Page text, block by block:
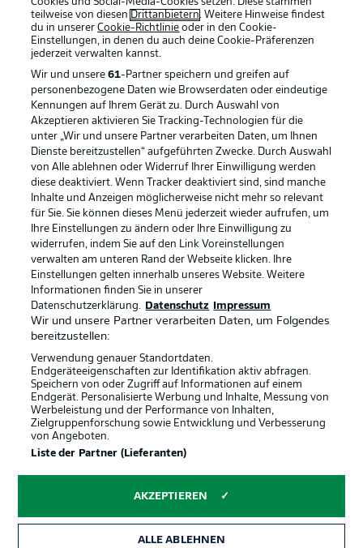
Rechtliche Hinweise Voreinstellungen verwalten
Datenschutz Nutzungsbedingungen
Broadcaster Kontakt
Jobs Impressum
Partner Spieler
Liveticker
© 2026 Bundesliga-Gruppe GmbH
Sprachauswahl
teilweise von diesen Drittanbietern. Weitere Hinweise findest
du in unsererCookie-Richtlinie oder in den Cookie-
Einstellungen, in denen du auch deine Cookie-Präferenzen
jederzeit verwalten kannst.
Wir und unsere61-Partner speichern und greifen auf
personenbezogene Daten wie Browserdaten oder eindeutige
Kennungen auf Ihrem Gerät zu. Durch Auswahl von
Akzeptieren aktivieren Sie Tracking-Technologien für die
unter „Wir und unsere Partner verarbeiten Daten, um Ihnen
Dienste bereitzustellen“ aufgeführten Zwecke. Durch Auswahl
von Alle ablehnen oder Widerruf Ihrer Einwilligung werden
diese deaktiviert. Wenn Tracker deaktiviert sind, sind manche
Inhalte und Anzeigen möglicherweise nicht mehr so relevant
für Sie. Sie können dieses Menü jederzeit wieder aufrufen, um
Ihre Einstellungen zu ändern oder Ihre Einwilligung zu
widerrufen, indem Sie auf den Link Voreinstellungen
verwalten am unteren Rand der Webseite klicken. Ihre
Einstellungen gelten innerhalb unseres Website. Weitere
Informationen finden Sie in unserer
Datenschutzerklärung.
Datenschutz Impressum
Wir und unsere Partner verarbeiten Daten, um Folgendes
bereitzustellen:
Verwendung genauer Standortdaten.
Endgeräteeigenschaften zur Identifikation aktiv abfragen.
Speichern von oder Zugriff auf Informationen auf einem
Endgerät. Personalisierte Werbung und Inhalte, Messung von
Werbeleistung und der Performance von Inhalten,
Zielgruppenforschung sowie Entwicklung und Verbesserung
von Angeboten.
Liste der Partner (Lieferanten)
AKZEPTIEREN
ALLE ABLEHNEN